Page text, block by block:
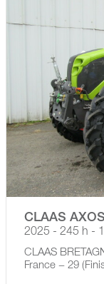
CLAAS
2025 - 245 h -
CLAAS
France − 29